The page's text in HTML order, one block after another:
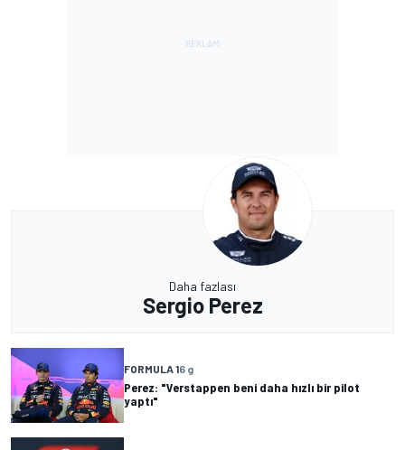
Daha fazlası
Sergio Perez
FORMULA 16 g
Perez: "Verstappen beni daha hızlı bir pilot
yaptı"